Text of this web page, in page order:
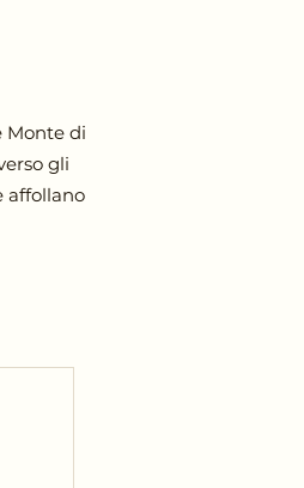
Monte di
gli
affollano